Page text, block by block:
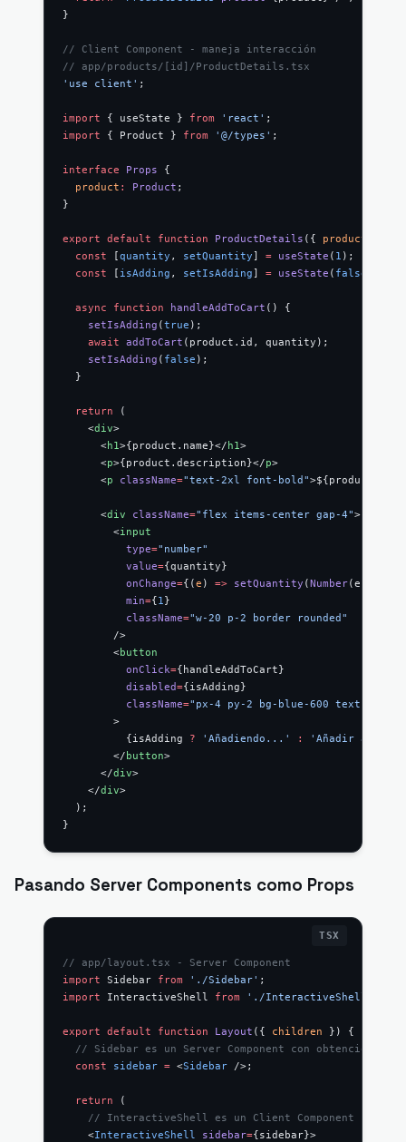
}
// Client Component - maneja interacción
// app/products/[id]/ProductDetails.tsx
'use client' ;
import { useState } from 'react' ;
import { Product } from '@/types' ;
interface Props {
  product
: Product ;
}
export default function ProductDetails ({ product
  const
[quantity , setQuantity] = useState ( 1 );
  const
[ isAdding , setIsAdding] = useState ( false
  async
function handleAddToCart () {
    setIsAdding
(true );
    await
addToCart (product.id, quantity);
    setIsAdding
( false );
  }
  return
(
    <
div>
      <
h1>{product.name}</h1>
      <
p>{product.description}</p>
      <
p className="text-2xl font-bold"
      <
div className="flex items-center gap-4">
        <
input
          type
="number"
          value
={quantity}
          onChange
={(e ) => setQuantity (Number
          min
={1 }
          className
="w-20 p-2 border rounded"
        />
        <
button
          onClick
={handleAddToCart}
          disabled
={isAdding}
          className
="px-4 py-2 bg-blue-600 text-white
        >
          {isAdding
? 'Añadiendo...' :
'Añadir al
        </
button>
      </
div>
    </
div>
  );
}
Pasando Server Components como Props
// app/layout.tsx - Server Component
import Sidebar from './Sidebar' ;
import InteractiveShell from './InteractiveShell'
export default function Layout ({ children }) {
// Sidebar es un Server Component con obtención de
  const
sidebar = <Sidebar />;
  return
(
    // InteractiveShell es un Client Component
    <
InteractiveShell sidebar={sidebar}>